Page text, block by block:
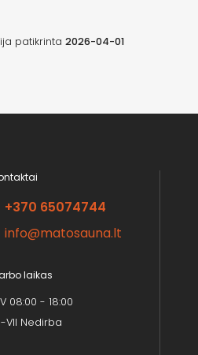
patikrinta 2026-04-01
+370 65074744
info@matosauna.lt
laikas
08:00 - 18:00
VII Nedirba